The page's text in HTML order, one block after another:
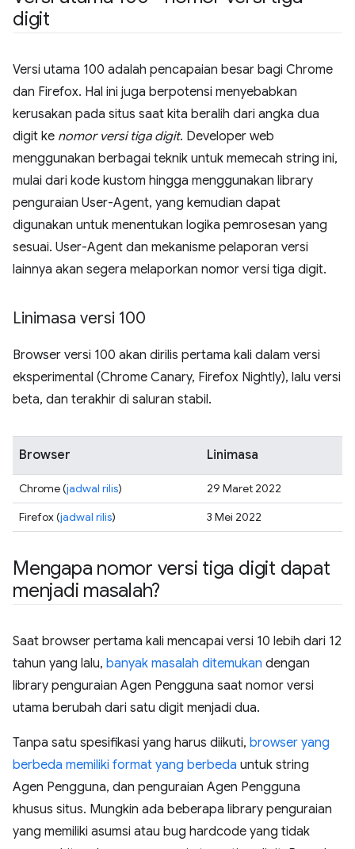
digit
Versi utama 100 adalah pencapaian besar bagi Chrome
dan Firefox. Hal ini juga berpotensi menyebabkan
kerusakan pada situs saat kita beralih dari angka dua
digit ke nomor versi tiga digit. Developer web
menggunakan berbagai teknik untuk memecah string ini,
mulai dari kode kustom hingga menggunakan library
penguraian User-Agent, yang kemudian dapat
digunakan untuk menentukan logika pemrosesan yang
sesuai. User-Agent dan mekanisme pelaporan versi
lainnya akan segera melaporkan nomor versi tiga digit.
Linimasa versi 100
Browser versi 100 akan dirilis pertama kali dalam versi
eksperimental (Chrome Canary, Firefox Nightly), lalu versi
beta, dan terakhir di saluran stabil.
Browser Linimasa
Chrome (jadwal rilis)
29 Maret 2022
Firefox (jadwal rilis) 3 Mei 2022
Mengapa nomor versi tiga digit dapat
menjadi masalah?
Saat browser pertama kali mencapai versi 10 lebih dari 12
tahun yang lalu, banyak masalah ditemukan dengan
library penguraian Agen Pengguna saat nomor versi
utama berubah dari satu digit menjadi dua.
Tanpa satu spesifikasi yang harus diikuti, browser yang
berbeda memiliki format yang berbeda untuk string
Agen Pengguna, dan penguraian Agen Pengguna
khusus situs. Mungkin ada beberapa library penguraian
yang memiliki asumsi atau bug hardcode yang tidak